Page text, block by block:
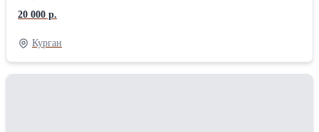
20 000 р.
Курган